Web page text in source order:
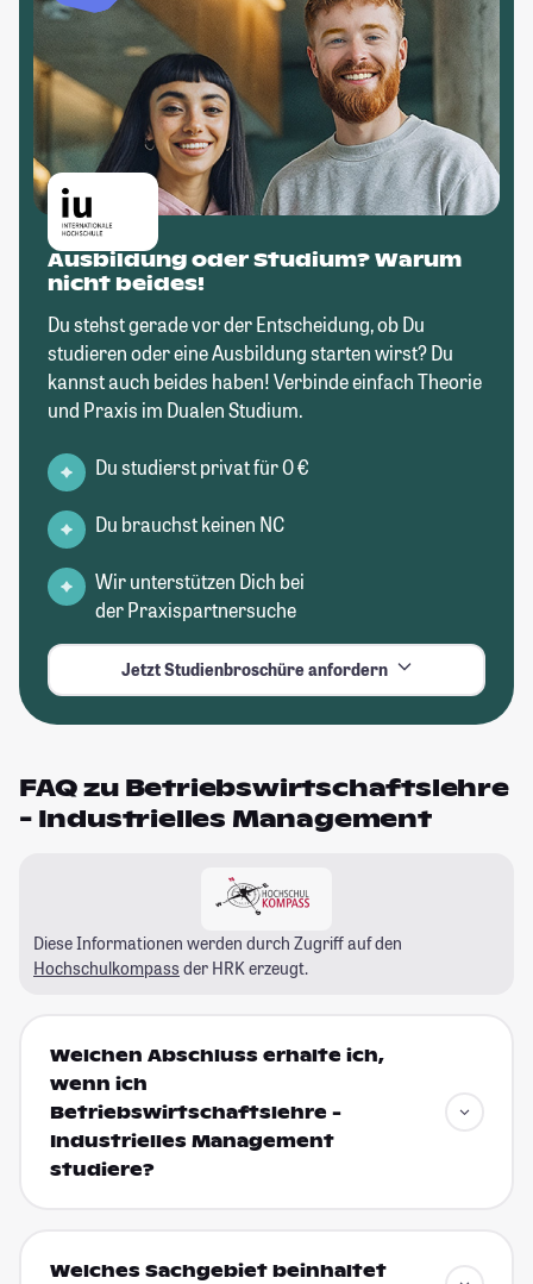
Ausbildung oder Studium? Warum
nicht beides!
Du stehst gerade vor der Entscheidung, ob Du
studieren oder eine Ausbildung starten wirst? Du
kannst auch beides haben! Verbinde einfach Theorie
und Praxis im Dualen Studium.
Du studierst privat für 0 €
Du brauchst keinen NC
Wir unterstützen Dich bei
der Praxispartnersuche
Jetzt Studienbroschüre anfordern
FAQ zu Betriebswirtschaftslehre
- Industrielles Management
Diese Informationen werden durch Zugriff auf den
Hochschulkompass der HRK erzeugt.
Welchen Abschluss erhalte ich,
wenn ich
Betriebswirtschaftslehre -
Industrielles Management
studiere?
Welches Sachgebiet beinhaltet